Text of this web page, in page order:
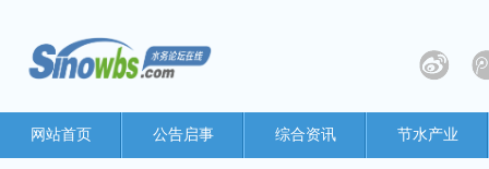
网站首页 公告启事 综合资讯 节水产业